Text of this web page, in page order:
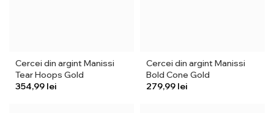
Cercei din argint Manissi
Tear Hoops Gold
lei
Cercei din argint Manissi
Bold Cone Gold
lei